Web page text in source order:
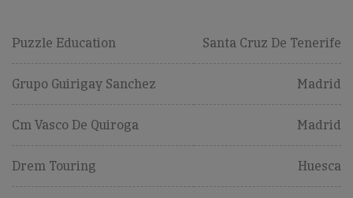
Puzzle Education Santa Cruz De Tenerife
Grupo Guirigay Sanchez Madrid
Cm Vasco De Quiroga Madrid
Drem Touring Huesca